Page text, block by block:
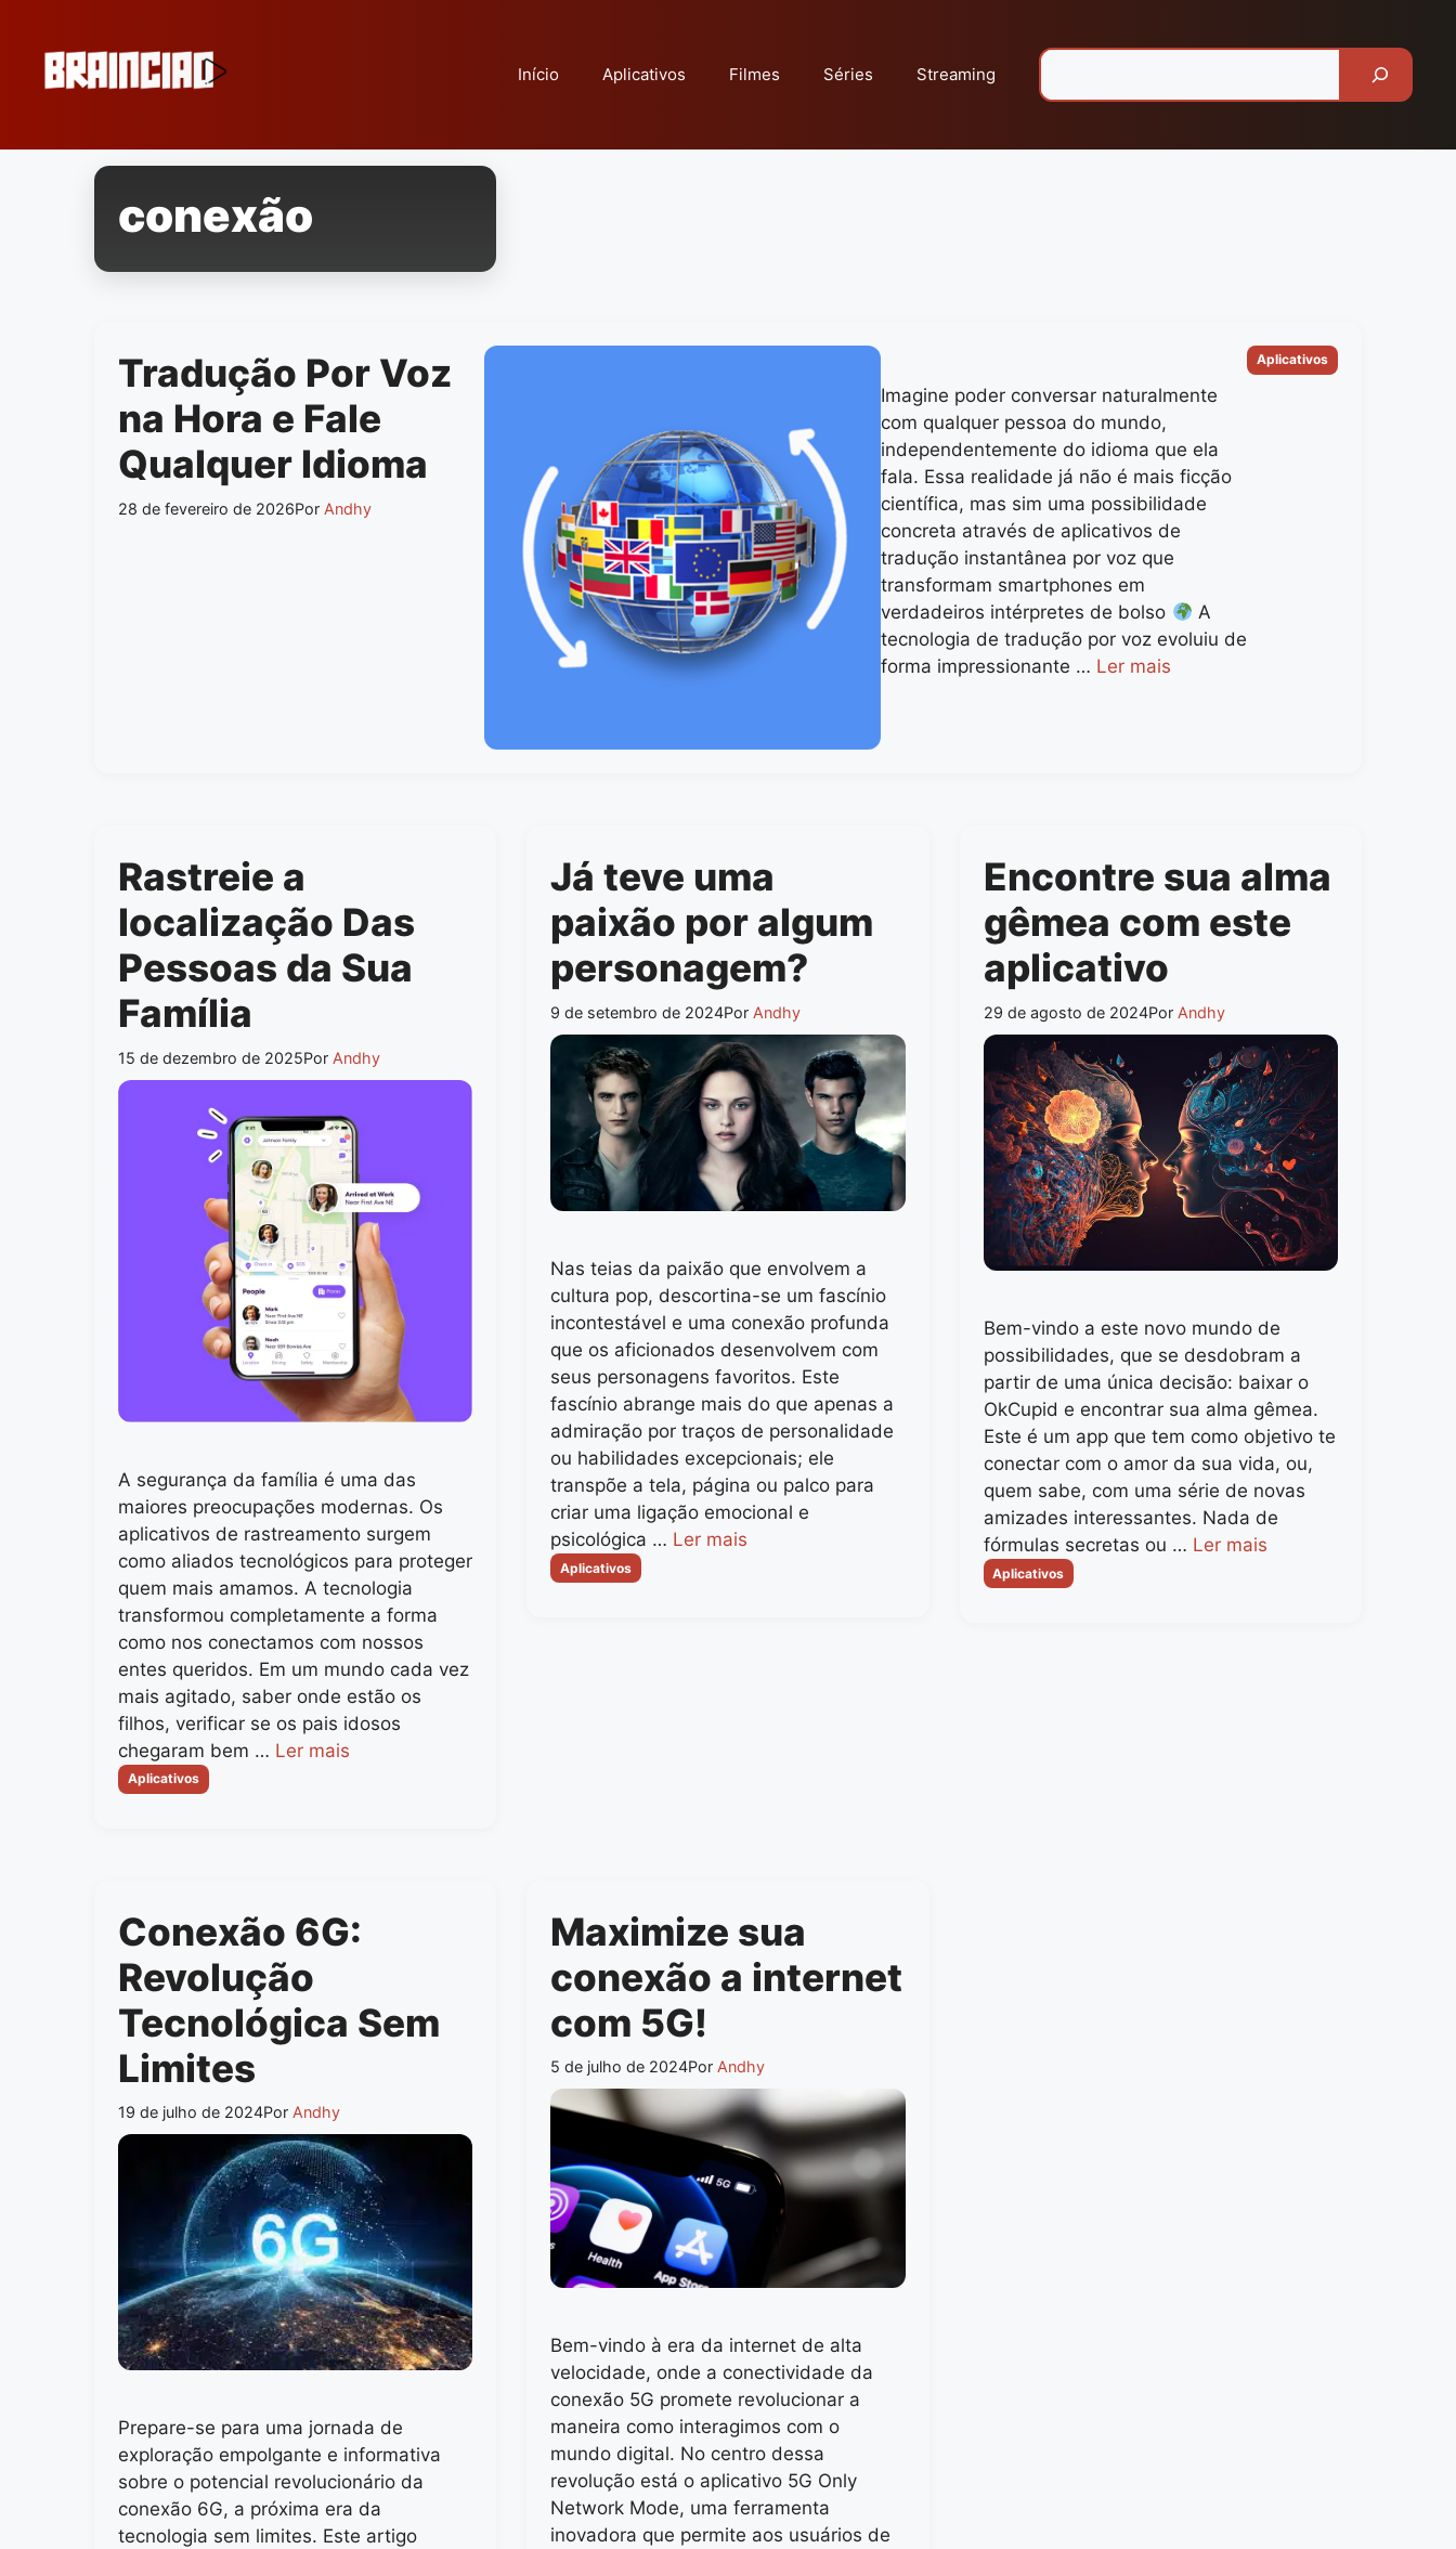
conteúdo
Início Aplicativos Filmes Séries Streaming
conexão
Tradução Por Voz
na Hora e Fale
Qualquer Idioma
28 de fevereiro de 2026Por Andhy
Imagine poder conversar naturalmente
com qualquer pessoa do mundo,
independentemente do idioma que ela
fala. Essa realidade já não é mais ficção
científica, mas sim uma possibilidade
concreta através de aplicativos de
tradução instantânea por voz que
transformam smartphones em
verdadeiros intérpretes de bolso
A
tecnologia de tradução por voz evoluiu de
forma impressionante … Ler mais
Categorias
Aplicativos
Rastreie a
localização Das
Pessoas da Sua
Família
15 de dezembro de 2025Por Andhy
A segurança da família é uma das
maiores preocupações modernas. Os
aplicativos de rastreamento surgem
como aliados tecnológicos para proteger
quem mais amamos. A tecnologia
transformou completamente a forma
como nos conectamos com nossos
entes queridos. Em um mundo cada vez
mais agitado, saber onde estão os
filhos, verificar se os pais idosos
chegaram bem … Ler mais
Categorias
Aplicativos
Já teve uma
paixão por algum
personagem?
9 de setembro de 2024Por Andhy
Nas teias da paixão que envolvem a
cultura pop, descortina-se um fascínio
incontestável e uma conexão profunda
que os aficionados desenvolvem com
seus personagens favoritos. Este
fascínio abrange mais do que apenas a
admiração por traços de personalidade
ou habilidades excepcionais; ele
transpõe a tela, página ou palco para
criar uma ligação emocional e
psicológica … Ler mais
Categorias
Aplicativos
Encontre sua alma
gêmea com este
aplicativo
29 de agosto de 2024Por Andhy
Bem-vindo a este novo mundo de
possibilidades, que se desdobram a
partir de uma única decisão: baixar o
OkCupid e encontrar sua alma gêmea.
Este é um app que tem como objetivo te
conectar com o amor da sua vida, ou,
quem sabe, com uma série de novas
amizades interessantes. Nada de
fórmulas secretas ou … Ler mais
Categorias
Aplicativos
Conexão 6G:
Revolução
Tecnológica Sem
Limites
19 de julho de 2024Por Andhy
Prepare-se para uma jornada de
exploração empolgante e informativa
sobre o potencial revolucionário da
conexão 6G, a próxima era da
tecnologia sem limites. Este artigo
Maximize sua
conexão a internet
com 5G!
5 de julho de 2024Por Andhy
Bem-vindo à era da internet de alta
velocidade, onde a conectividade da
conexão 5G promete revolucionar a
maneira como interagimos com o
mundo digital. No centro dessa
revolução está o aplicativo 5G Only
Network Mode, uma ferramenta
inovadora que permite aos usuários de